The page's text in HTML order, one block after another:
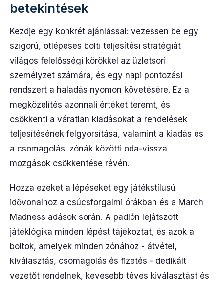
betekintések
Kezdje egy konkrét ajánlással: vezessen be egy
szigorú, ötlépéses bolti teljesítési stratégiát
világos felelősségi körökkel az üzletsori
személyzet számára, és egy napi pontozási
rendszert a haladás nyomon követésére. Ez a
megközelítés azonnali értéket teremt, és
csökkenti a váratlan kiadásokat a rendelések
teljesítésének felgyorsítása, valamint a kiadás és
a csomagolási zónák közötti oda-vissza
mozgások csökkentése révén.
Hozza ezeket a lépéseket egy játékstílusú
idővonalhoz a csúcsforgalmi órákban és a March
Madness adások során. A padlón lejátszott
játéklógika minden lépést tájékoztat, és azok a
boltok, amelyek minden zónához - átvétel,
kiválasztás, csomagolás és fizetés - dedikált
vezetőt rendelnek, kevesebb téves kiválasztást és